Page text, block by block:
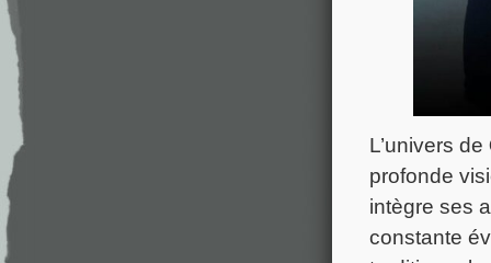
L’univers de
profonde
intègre ses
constante